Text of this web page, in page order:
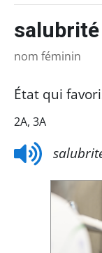
salubrité
nom féminin
État qui
2A, 3A